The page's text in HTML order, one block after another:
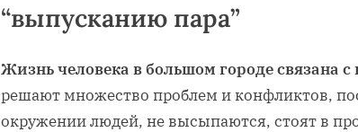
“выпусканию пара”
Жизнь человека в большом городе связана
решают множество проблем и конфликтов,
окружении людей, не высыпаются, стоят в